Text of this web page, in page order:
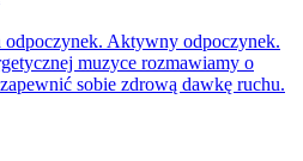
odpoczynek. Aktywny odpoczynek.
muzyce rozmawiamy o
sobie zdrową dawkę ruchu.